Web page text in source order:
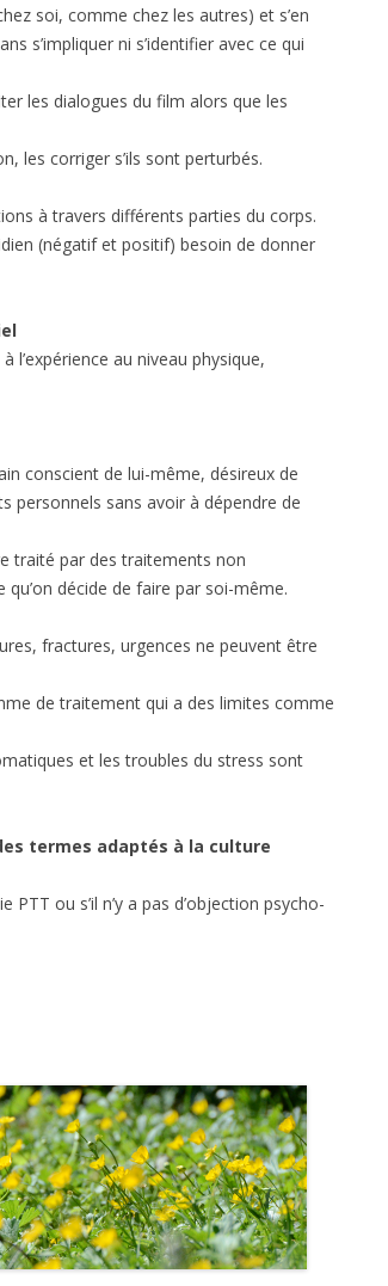
soi, comme chez les autres) et s’en
s’impliquer ni s’identifier avec ce qui
les dialogues du film alors que les
les corriger s’ils sont perturbés.
à travers différents parties du corps.
(négatif et positif) besoin de donner
l’expérience au niveau physique,
conscient de lui-même, désireux de
personnels sans avoir à dépendre de
traité par des traitements non
qu’on décide de faire par soi-même.
fractures, urgences ne peuvent être
de traitement qui a des limites comme
et les troubles du stress sont
termes adaptés à la culture
ou s’il n’y a pas d’objection psycho-